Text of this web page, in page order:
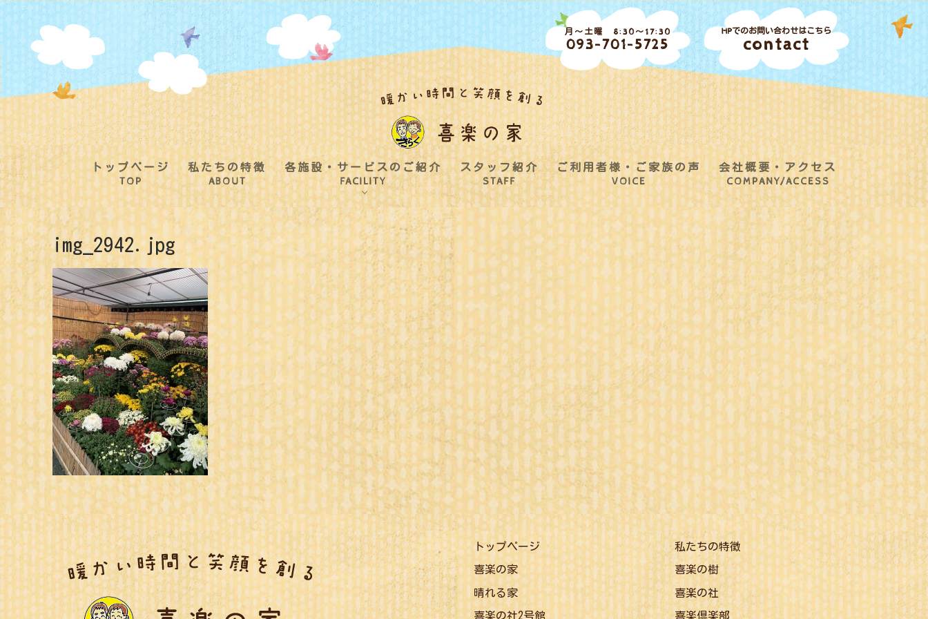
コ
ツ
ス
キ
ッ
プ
月～土曜 8:30～17:30
093-701-5725
HPでのお問い合わせはこちら
contact
トップページ
TOP
私たちの特徴
ABOUT
各施設・サービスのご紹介
FACILITY
スタッフ紹介
STAFF
ご利用者様・ご家族の声
VOICE
会社概要・アクセス
COMPANY/ACCESS
img_2942.jpg
トップページ 私たちの特徴
喜楽の家 喜楽の樹
晴れる家 喜楽の社
喜楽の社2号館 喜楽倶楽部